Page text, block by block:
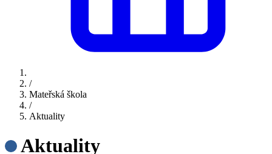
/
Mateřská škola
/
Aktuality
Aktuality